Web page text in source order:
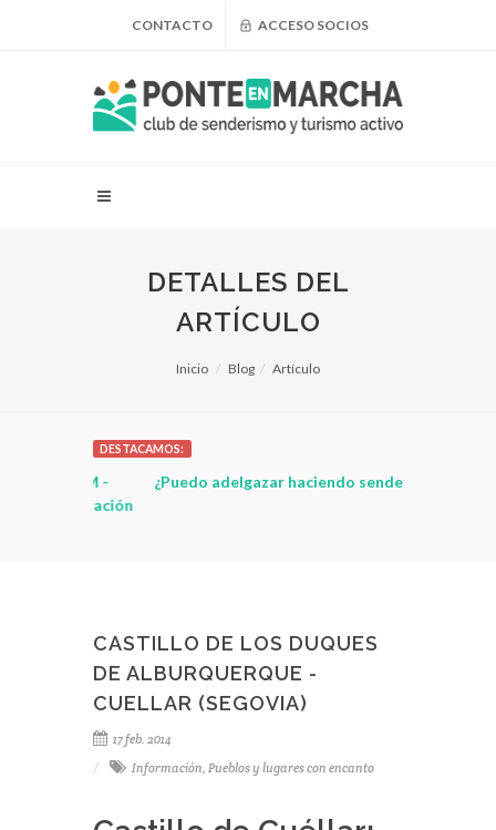
CONTACTO ACCESO SOCIOS
DETALLES DEL
ARTÍCULO
Inicio Blog Artículo
DESTACAMOS:
¿Puedo adelgazar haciendo senderismo?
DE ALBURQUERQUE -
CUELLAR (SEGOVIA)
17 feb. 2014
Información